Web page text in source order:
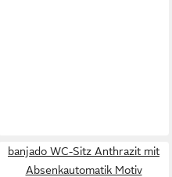
banjado WC-Sitz Anthrazit mit
Absenkautomatik Motiv